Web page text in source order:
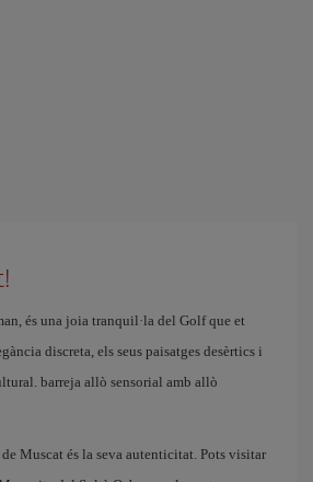
és una joia tranquil·la del Golf que et
discreta, els seus paisatges desèrtics i
barreja allò sensorial amb allò
Muscat és la seva autenticitat. Pots visitar